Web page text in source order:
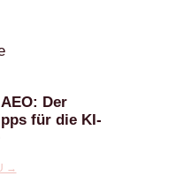
Der
für die KI-
→